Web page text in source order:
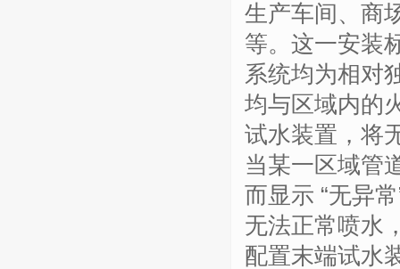
生产车间、商
等。这一安装
系统均为相对
均与区域内的
试水装置，将
当某一区域管
而显示 “无异
无法正常喷水
配置末端试水